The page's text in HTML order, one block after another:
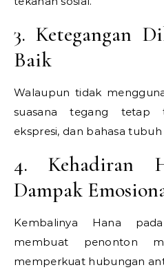
3. Ketegangan
Baik
Walaupun tidak
suasana tegang tetap
ekspresi, dan bahasa
4. Kehadiran
Dampak
Kembalinya Hana
membuat penonton
memperkuat hubungan